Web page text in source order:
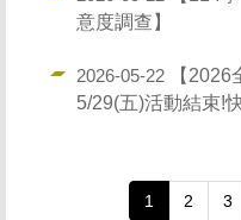
意度調查】
2026-05-22
【
5/29(五)活動結束!
1 2 3